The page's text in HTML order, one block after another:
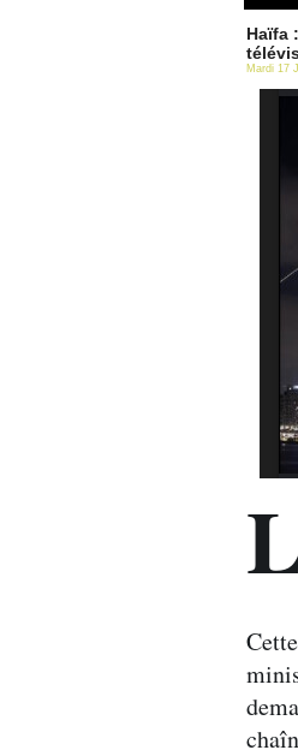
Haïfa
Mardi 17